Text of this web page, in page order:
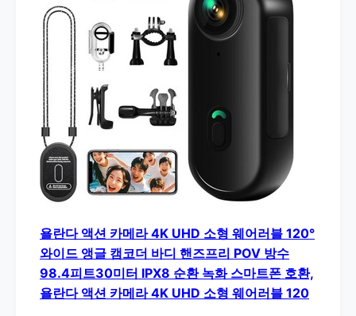
욜란다 액션 카메라 4K UHD 소형 웨어러블 120°
와이드 앵글 캠코더 바디 핸즈프리 POV 방수
98.4피트30미터 IPX8 순환 녹화 스마트폰 호환,
욜란다 액션 카메라 4K UHD 소형 웨어러블 120